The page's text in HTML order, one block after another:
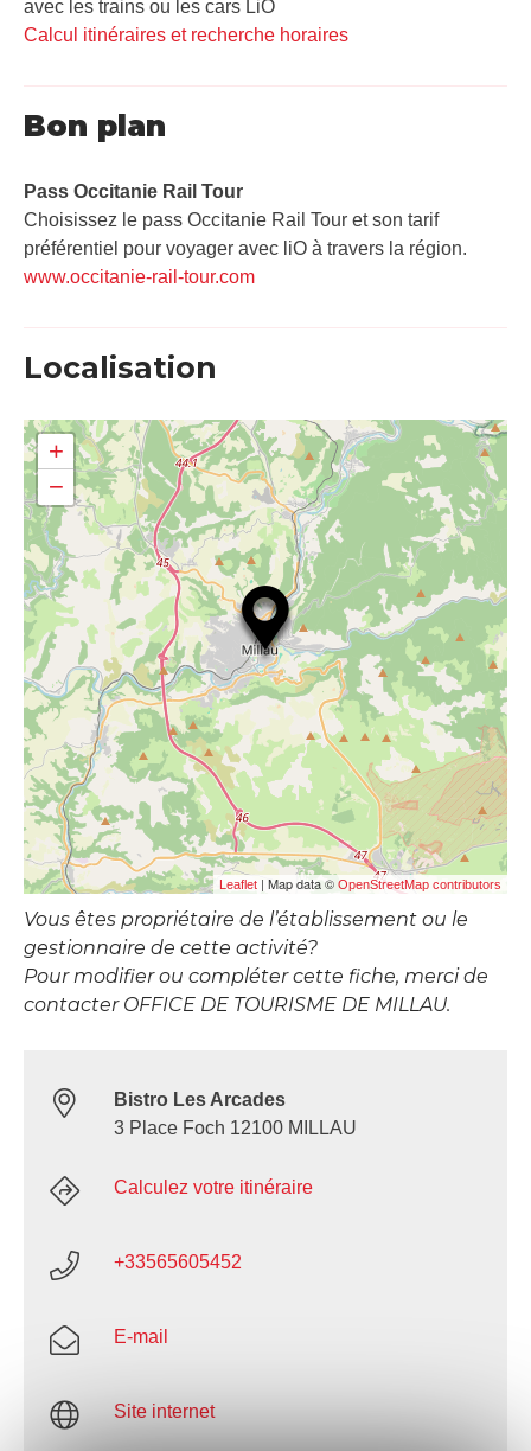
avec les trains ou les cars LiO
Calcul itinéraires et recherche horaires
Bon plan
Pass Occitanie Rail Tour​
Choisissez le pass Occitanie Rail Tour et son tarif
préférentiel pour voyager avec liO à travers la région.
www.occitanie-rail-tour.com
Localisation
+
−
Leaflet | Map data © OpenStreetMap contributors
Vous êtes propriétaire de l’établissement ou le
gestionnaire de cette activité?
Pour modifier ou compléter cette fiche, merci de
contacter OFFICE DE TOURISME DE MILLAU.
Bistro Les Arcades
3 Place Foch 12100 MILLAU
Calculez votre itinéraire
+33565605452
E-mail
Site internet